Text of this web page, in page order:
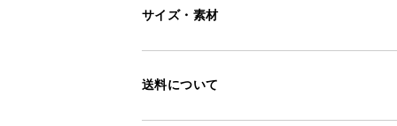
積載容量は
サイズ・素材
送料について